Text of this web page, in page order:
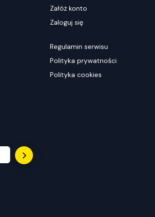
Załóż konto
Zaloguj się
Regulamin serwisu
Polityka prywatności
Polityka cookies